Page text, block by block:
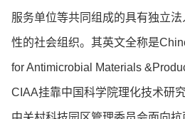
服务单位等共同组成的具有独立
性的社会组织。其英文全称是
for Antimicrobial Materials
CIAA挂靠中国科学院理化技术研